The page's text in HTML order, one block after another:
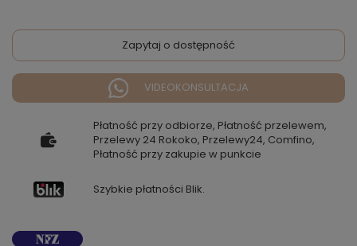
Zapytaj o dostępność
VIDEOKONSULTACJA
Płatność przy odbiorze, Płatność przelewem,
Przelewy 24 Rokoko, Przelewy24, Comfino,
Płatność przy zakupie w punkcie
Szybkie płatności Blik.